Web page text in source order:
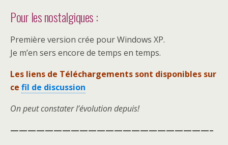
Pour les nostalgiques :
Première version crée pour Windows XP.
Je m’en sers encore de temps en temps.
Les liens de Téléchargements sont disponibles sur
ce fil de discussion
On peut constater l’évolution depuis!
———————————————————————–